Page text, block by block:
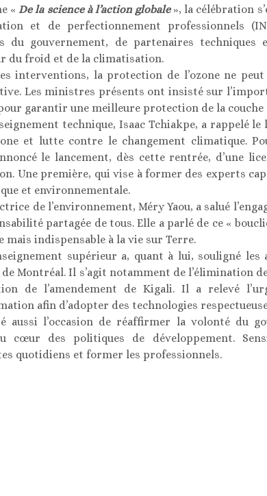
« De la science à l’action globale », la célébration
et de perfectionnement professionnels
du gouvernement, de partenaires techniques
du froid et de la climatisation.
interventions, la protection de l’ozone ne
Les ministres présents ont insisté sur
garantir une meilleure protection de la couche
technique, Isaac Tchiakpe, a rappelé
et lutte contre le changement climatique.
le lancement, dès cette rentrée, d’une
Une première, qui vise à former des experts
et environnementale.
de l’environnement, Méry Yaou, a salué
partagée de tous. Elle a parlé de ce «
indispensable à la vie sur Terre.
supérieur a, quant à lui, souligné les
Montréal. Il s’agit notamment de l’élimination
de l’amendement de Kigali. Il a relevé
afin d’adopter des technologies
aussi l’occasion de réaffirmer la volonté du
cœur des politiques de développement.
quotidiens et former les professionnels.